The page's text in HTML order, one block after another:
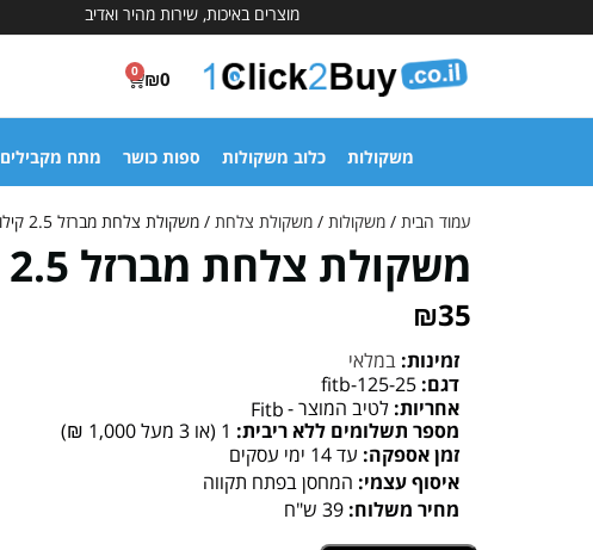
מוצרים באיכות, שירות מהיר ואדיב
₪0
0
משקולות כלוב משקולות ספות כושר מתח מקבילים
עמוד הבית / משקולות / משקולת צלחת / משקולת צלחת מברזל 2.5 קילו
משקולת צלחת מברזל 2.5 קילו
₪35
זמינות: במלאי
דגם: fitb-125-25
אחריות: לטיב המוצר -Fitb
מספר תשלומים ללא ריבית: 1 (או 3 מעל 1,000 ₪)
זמן אספקה: עד 14 ימי עסקים
איסוף עצמי: המחסן בפתח תקווה
מחיר משלוח: 39 ש"ח